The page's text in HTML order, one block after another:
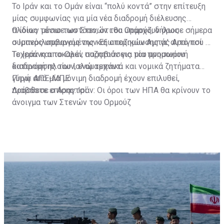
Το Ιράν και το Ομάν είναι “πολύ κοντά” στην επίτευξη
μίας συμφωνίας για μία νέα διαδρομή διέλευσης
πλοίων μέσω των Στενών του Ορμούζ, δήλωσε σήμερα
ο Ιρανός υπουργός των Εξωτερικών Αμπάς Αραγτσί.
Ο ίδιος τόνισε ωστόσο, ότι θα υπάρχουν όροι,
συμπεριλαμβανομένης και αποζημίωσης γι’ αυτό που η
Τεχεράνη αποκαλεί, παραβιάσεις του μνημονίου
κατανόησης του Ισλαμαμπάντ.
Το Ιράν και το Ομάν συζητούν για μία προσωρινή
διαδρομή πλοίων, ενώ τεχνικά και νομικά ζητήματα
γύρω από μία μόνιμη διαδρομή έχουν επιλυθεί,
πρόσθεσε ο Αραγτσί.
Πηγή: ΑΠΕ-ΜΠΕ
Διαβάστε επίσης:Ιράν: Οι όροι των ΗΠΑ θα κρίνουν το
άνοιγμα των Στενών του Ορμούζ